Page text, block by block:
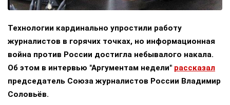
Технологии кардинально упростили работу
журналистов в горячих точках, но информационная
война против России достигла небывалого накала.
Об этом в интервью "Аргументам недели" рассказал
председатель Союза журналистов России Владимир
Соловьёв.